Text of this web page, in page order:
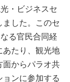
・ビジネスセ
ました。このセ
る官民合同経
あたり、観光地
面からパラオ共
ンに参加する